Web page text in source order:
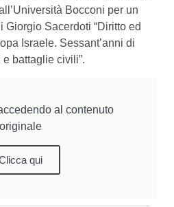
Bocconi per un
Sacerdoti “Diritto ed
Israele. Sessant’anni di
e battaglie civili”.
al contenuto
originale
qui